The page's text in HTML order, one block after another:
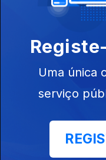
Uma única
serviço